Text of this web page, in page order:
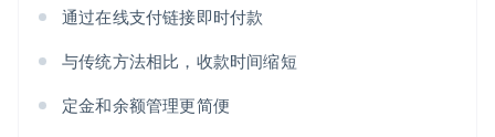
通过在线支付链接即时付款
与传统方法相比，收款时间缩短
定金和余额管理更简便